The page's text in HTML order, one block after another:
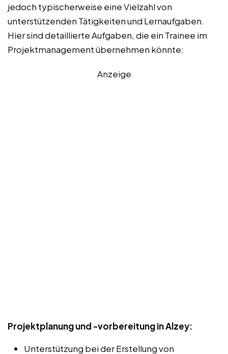
jedoch typischerweise eine Vielzahl von
unterstützenden Tätigkeiten und Lernaufgaben.
Hier sind detaillierte Aufgaben, die ein Trainee im
Projektmanagement übernehmen könnte:
Anzeige
Projektplanung und -vorbereitung in Alzey:
Unterstützung bei der Erstellung von